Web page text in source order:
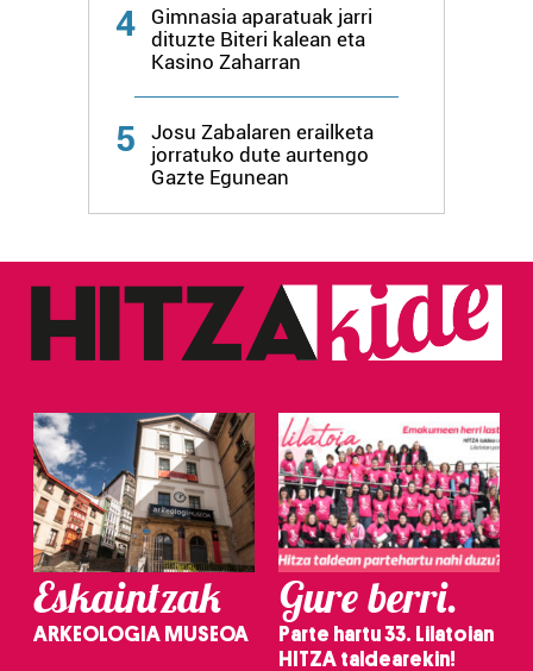
Webgune honek cookie propioak eta hirugarrenen cookie-
baliatzen gara. Ohar hau onartuz gero, teknologia hori
erabiltzeko baimen esplizitua ematen diguzu.
4
Gimnasia aparatuak jarri
dituzte Biteri kalean eta
Kasino Zaharran
5
Josu Zabalaren erailketa
jorratuko dute aurtengo
Gazte Egunean
Eskaintzak
ARKEOLOGIA MUSEOA
Gure berri.
Parte hartu 33. Lilatoian
HITZA taldearekin!